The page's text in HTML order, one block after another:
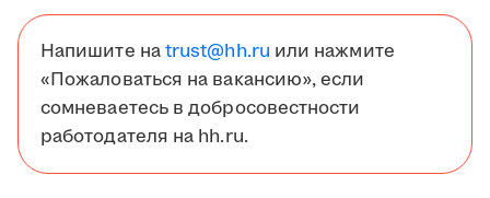
Напишите наtrust@hh.ru или нажмите
«Пожаловаться на вакансию», если
сомневаетесь в добросовестности
работодателя на hh.ru.